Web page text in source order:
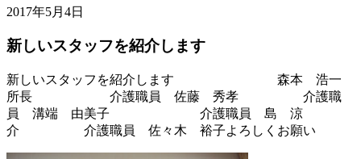
2017年5月4日
新しいスタッフを紹介します
新しいスタッフを紹介します 森本 浩一
所長 介護職員 佐藤 秀孝 介護職
員 溝端 由美子 介護職員 島 涼
介 介護職員 佐々木 裕子よろしくお願い